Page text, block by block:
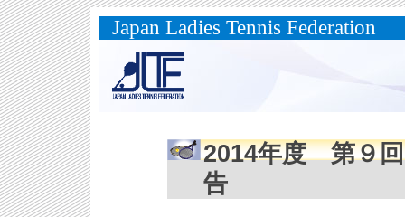
Japan Ladies Tennis Federation
2014年度 第９
告